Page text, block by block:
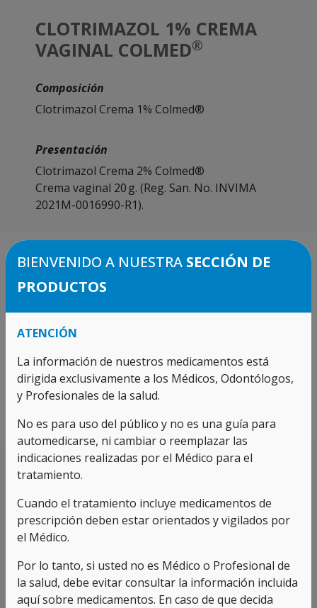
CLOTRIMAZOL 1% CREMA
VAGINAL COLMED®
Composición
Clotrimazol Crema 1% Colmed®
Presentación
Clotrimazol Crema 2% Colmed®
Crema vaginal 20 g. (Reg. San. No. INVIMA
2021M-0016990-R1).
orientación a la utilización de medicamentos, ni
reemplazar o modificar las recomendaciones
recibidas del médico tratante, ya que solo incorpora
la relación de productos y presentaciones
aprobadas por el INVIMA sin relacionar usos ni
indicaciones de los mismos, información que es de
carácter reservada y exclusiva para médicos y
profesionales de la salud.
PRODUCTOS RELACIONADOS
BIENVENIDO A NUESTRA SECCIÓN DE
PRODUCTOS
ATENCIÓN
La información de nuestros medicamentos está
dirigida exclusivamente a los Médicos, Odontólogos,
y Profesionales de la salud.
No es para uso del público y no es una guía para
automedicarse, ni cambiar o reemplazar las
indicaciones realizadas por el Médico para el
tratamiento.
Cuando el tratamiento incluye medicamentos de
prescripción deben estar orientados y vigilados por
el Médico.
Por lo tanto, si usted no es Médico o Profesional de
la salud, debe evitar consultar la información incluida
aquí sobre medicamentos. En caso de que decida